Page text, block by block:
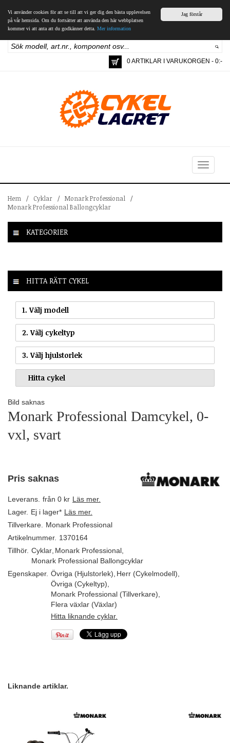
Jag förstår
Vi använder cookies för att se till att vi ger dig den bästa upplevelsen
på vår hemsida. Om du fortsätter att använda den här webbplatsen
kommer vi att anta att du godkänner detta. Mer information
0 ARTIKLAR I VARUKORGEN - 0:-
Toggle
navigation
Hem / Cyklar / Monark Professional
/
Monark Professional Ballongcyklar
KATEGORIER
HITTA RÄTT CYKEL
1. Välj modell
2. Välj cykeltyp
3. Välj hjulstorlek
Bild saknas
Monark Professional Damcykel, 0-
vxl, svart
Pris saknas
Leverans. från 0 kr Läs mer.
Lager. Ej i lager* Läs mer.
Tillverkare.
Monark Professional
Artikelnummer. 1370164
Tillhör. Cyklar Monark Professional
Monark Professional Ballongcyklar
Egenskaper. Övriga (Hjulstorlek) Herr (Cykelmodell)
Övriga (Cykeltyp)
Monark Professional (Tillverkare)
Flera växlar (Växlar)
Hitta liknande cyklar.
Liknande artiklar.